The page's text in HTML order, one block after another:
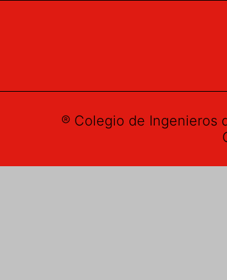
® Colegio de Ingenieros